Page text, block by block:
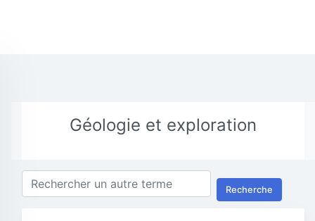
Géologie et exploration
Recherche